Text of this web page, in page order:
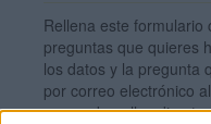
Rellena este formulario
preguntas que quieres
los datos y la pregunta
por correo electrónico
respondan ellos